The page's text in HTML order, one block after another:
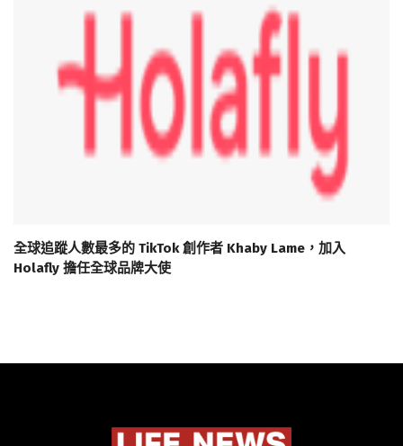
全球追蹤人數最多的 TikTok 創作者 Khaby Lame，加入
Holafly 擔任全球品牌大使